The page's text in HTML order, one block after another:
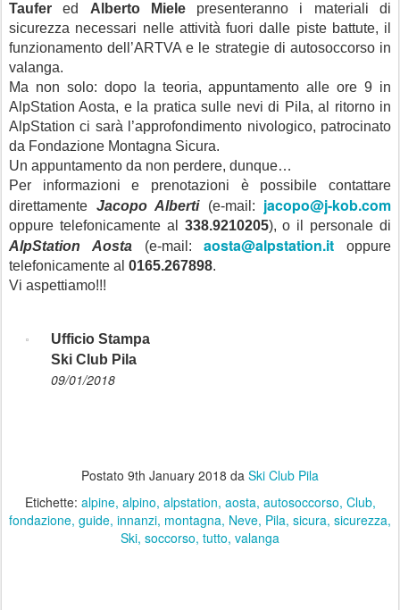
Taufer ed Alberto Mielepresenteranno i materiali di
sicurezza necessari nelle attività fuori dalle piste battute, il
funzionamento dell’ARTVA e le strategie di autosoccorso in
valanga.
Ma non solo: dopo la teoria, appuntamento alle ore 9 in
AlpStation Aosta, e la pratica sulle nevi di Pila, al ritorno in
AlpStation ci sarà l’approfondimento nivologico, patrocinato
da Fondazione Montagna Sicura.
Un appuntamento da non perdere, dunque…
Per informazioni e prenotazioni è possibile contattare
direttamente Jacopo Alberti(e-mail: jacopo@j-kob.com
oppure telefonicamente al 338.9210205), o il personale di
AlpStation Aosta(e-mail:aosta@alpstation.it oppure
telefonicamente al 0165.267898.
Vi aspettiamo!!!
Ufficio Stampa
Ski Club Pila
09/01/2018
Postato 9th January 2018 da Ski Club Pila
Etichette: alpine alpino alpstation aosta autosoccorso Club
fondazione guide innanzi montagna Neve Pila sicura sicurezza
Ski soccorso tutto valanga